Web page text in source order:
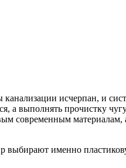
исчерпан, и
а выполнять прочистку
современным материалам,
выбирают именно